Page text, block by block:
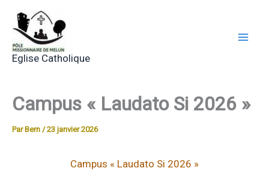
contenu
Eglise Catholique
Campus « Laudato Si 2026 »
Par Bern /23 janvier 2026
Campus « Laudato Si 2026 »